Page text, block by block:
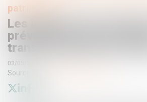
patrimoine
Les intérêts des enfants
prévaloir en cas de
transfrontalier pour la
03/05/2016
Source :